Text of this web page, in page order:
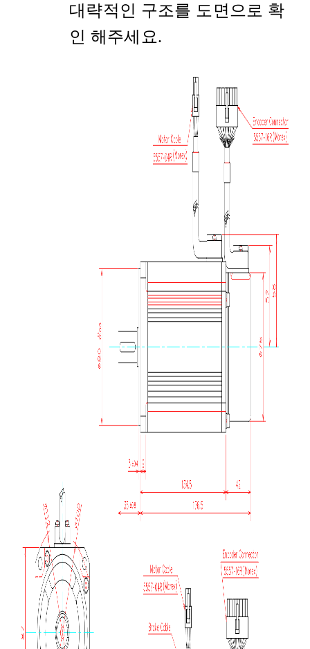
대략적인 구조를 도면으로 확
인 해주세요.